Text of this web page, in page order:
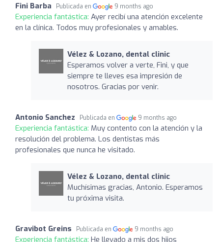
Fini Barba Publicada en 9 months ago
Experiencia fantástica: Ayer recibí una atención excelente
en la clínica. Todos muy profesionales y amables.
Vélez & Lozano, dental clinic
Esperamos volver a verte, Fini, y que
siempre te lleves esa impresión de
nosotros. Gracias por venir.
Antonio Sanchez Publicada en 9 months ago
Experiencia fantástica: Muy contento con la atención y la
resolución del problema. Los dentistas más
profesionales que nunca he visitado.
Vélez & Lozano, dental clinic
Muchísimas gracias, Antonio. Esperamos
tu próxima visita.
Gravibot Greins Publicada en 9 months ago
Experiencia fantástica: He llevado a mis dos hijos